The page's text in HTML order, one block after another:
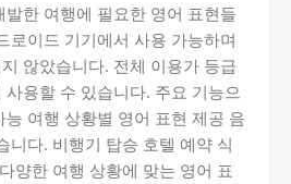
한 여행에 필요한 영어 표현들
로이드 기기에서 사용 가능하며
않았습니다. 전체 이용가 등급
용할 수 있습니다. 주요 기능으
여행 상황별 영어 표현 제공 음
니다. 비행기 탑승 호텔 예약 식
양한 여행 상황에 맞는 영어 표